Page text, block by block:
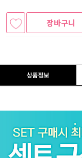
장바구니
상품정보